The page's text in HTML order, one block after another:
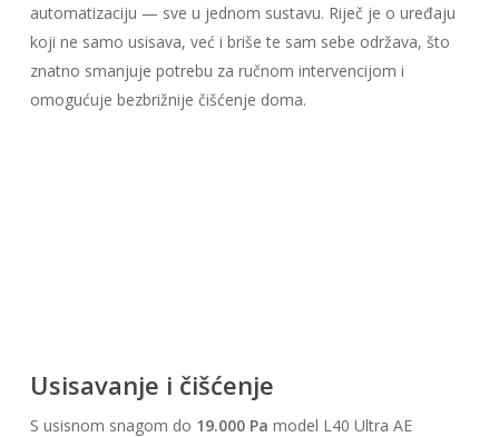
automatizaciju — sve u jednom sustavu. Riječ je o uređaju
koji ne samo usisava, već i briše te sam sebe održava, što
znatno smanjuje potrebu za ručnom intervencijom i
omogućuje bezbrižnije čišćenje doma.
Usisavanje i čišćenje
S usisnom snagom do 19.000 Pa model L40 Ultra AE